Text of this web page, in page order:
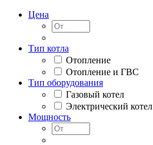
Цена
Тип котла
Отопление
Отопление и ГВС
Тип оборудования
Газовый котел
Электрический котел
Мощность